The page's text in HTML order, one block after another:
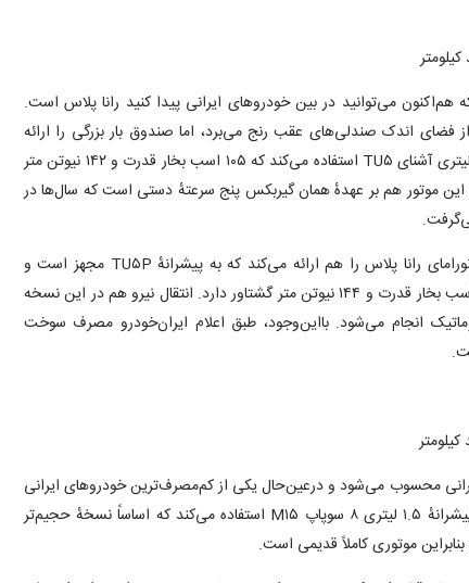
می‌توانید در بین خودرو‌های ایرانی پیدا کنید رانا پلاس است.
این خودرو هرچند مثل پژو ۲۰۶ از فضای اندک صندلی‌های عقب رنج می‌برد، اما صندوق بار بزرگی را ارائه
می‌کند. رانا پلاس از پیشرانهٔ ۱.۶ لیتری آشنای TU۵ استفاده می‌کند که ۱۰۵ اسب بخار قدرت و ۱۴۲ نیوتن متر
این موتور هم بر عهدهٔ همان گیربکس پنج سرعتهٔ دستی است که سال‌ها در
با این‌حال، ایران‌خودرو نسخهٔ پانورامای رانا پلاس را هم ارائه می‌کند که به پیشرانهٔ TU۵P مجهز است و
خروجی کمی بالاتری برابر با ۱۱۳ اسب بخار قدرت و ۱۴۴ نیوتن متر گشتاور دارد. انتقال نیرو هم در این نسخه
انجام می‌شود. بااین‌وجود، طبق اعلام ایران‌خودرو مصرف سوخت
محسوب می‌شود و درعین‌حال یکی از کم‌مصرف‌ترین خودرو‌های ایرانی
به‌حساب می‌آید. این خودرو از پیشرانهٔ ۱.۵ لیتری ۸ سوپاپ M۱۵ استفاده می‌کند که اساساً نسخهٔ حجیم‌تر
موتوری کاملاً قدیمی است.